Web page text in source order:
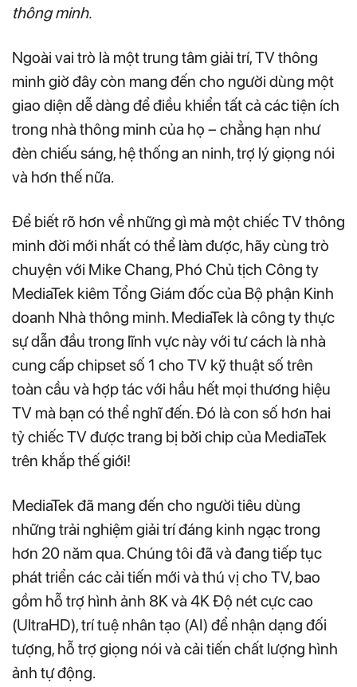
thông minh.
Ngoài vai trò là một trung tâm giải trí, TV thông
minh giờ đây còn mang đến cho người dùng một
giao diện dễ dàng để điều khiển tất cả các tiện ích
trong nhà thông minh của họ – chẳng hạn như
đèn chiếu sáng, hệ thống an ninh, trợ lý giọng nói
và hơn thế nữa.
Để biết rõ hơn về những gì mà một chiếc TV thông
minh đời mới nhất có thể làm được, hãy cùng trò
chuyện với Mike Chang, Phó Chủ tịch Công ty
MediaTek kiêm Tổng Giám đốc của Bộ phận Kinh
doanh Nhà thông minh. MediaTek là công ty thực
sự dẫn đầu trong lĩnh vực này với tư cách là nhà
cung cấp chipset số 1 cho TV kỹ thuật số trên
toàn cầu và hợp tác với hầu hết mọi thương hiệu
TV mà bạn có thể nghĩ đến. Đó là con số hơn hai
tỷ chiếc TV được trang bị bởi chip của MediaTek
trên khắp thế giới!
MediaTek đã mang đến cho người tiêu dùng
những trải nghiệm giải trí đáng kinh ngạc trong
hơn 20 năm qua. Chúng tôi đã và đang tiếp tục
phát triển các cải tiến mới và thú vị cho TV, bao
gồm hỗ trợ hình ảnh 8K và 4K Độ nét cực cao
(UltraHD), trí tuệ nhân tạo (AI) để nhận dạng đối
tượng, hỗ trợ giọng nói và cải tiến chất lượng hình
ảnh tự động.